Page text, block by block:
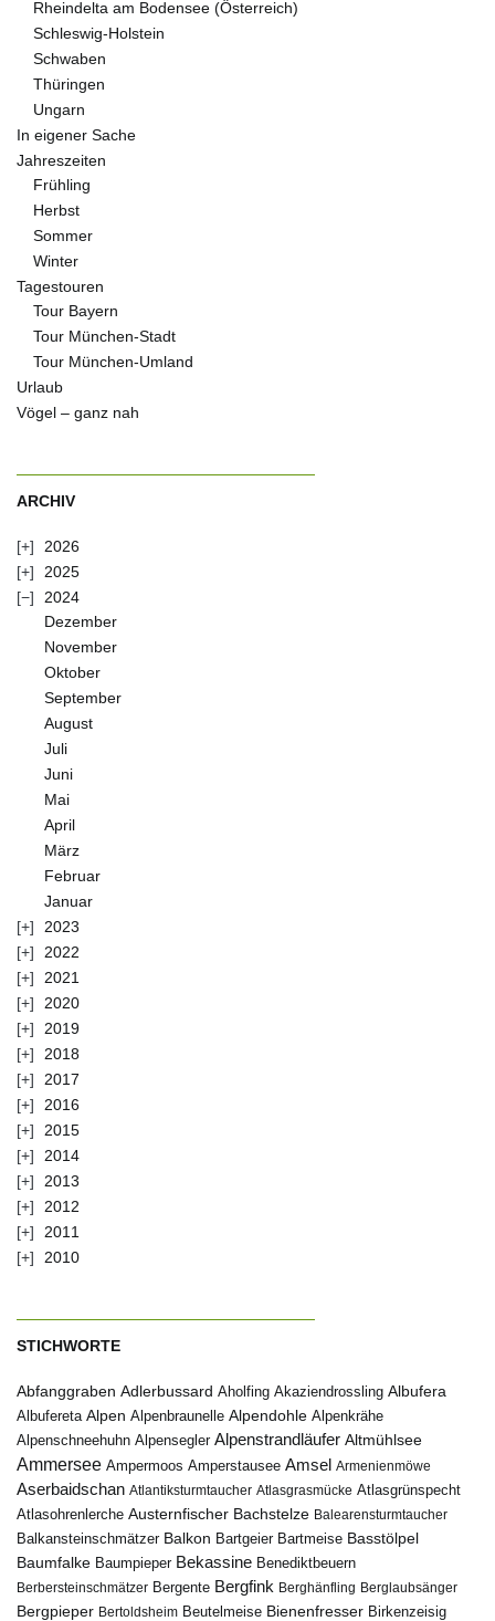
Rheindelta am Bodensee (Österreich)
Schleswig-Holstein
Schwaben
Thüringen
Ungarn
In eigener Sache
Jahreszeiten
Frühling
Herbst
Sommer
Winter
Tagestouren
Tour Bayern
Tour München-Stadt
Tour München-Umland
Urlaub
Vögel – ganz nah
ARCHIV
2026
2025
2024
Dezember
November
Oktober
September
August
Juli
Juni
Mai
April
März
Februar
Januar
2023
2022
2021
2020
2019
2018
2017
2016
2015
2014
2013
2012
2011
2010
STICHWORTE
Abfanggraben Adlerbussard Aholfing Akaziendrossling Albufera
Albufereta Alpen Alpenbraunelle Alpendohle Alpenkrähe
Alpenschneehuhn Alpensegler Alpenstrandläufer Altmühlsee
Ammersee Ampermoos Amperstausee Amsel Armenienmöwe
Aserbaidschan Atlantiksturmtaucher Atlasgrasmücke Atlasgrünspecht
Atlasohrenlerche Austernfischer Bachstelze Balearensturmtaucher
Balkansteinschmätzer Balkon Bartgeier Bartmeise Basstölpel
Baumfalke Baumpieper Bekassine Benediktbeuern
Berbersteinschmätzer Bergente Bergfink Berghänfling Berglaubsänger
Bergpieper Bertoldsheim Beutelmeise Bienenfresser Birkenzeisig